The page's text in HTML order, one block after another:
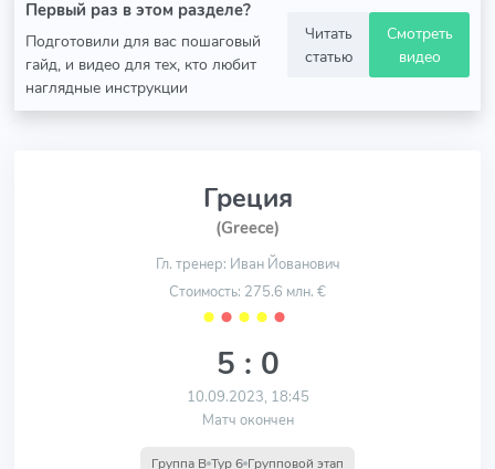
Первый раз в этом разделе?
Подготовили для вас пошаговый
гайд, и видео для тех, кто любит
наглядные инструкции
Читать
статью
Смотреть
видео
Греция
(Greece)
Гл. тренер: Иван Йованович
Стоимость: 275.6 млн. €
⬤ ⬤ ⬤ ⬤ ⬤
5 : 0
10.09.2023, 18:45
Матч окончен
Группа B Тур 6 Групповой этап